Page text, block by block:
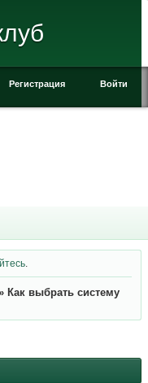
Регистрация Войти
Как выбрать систему